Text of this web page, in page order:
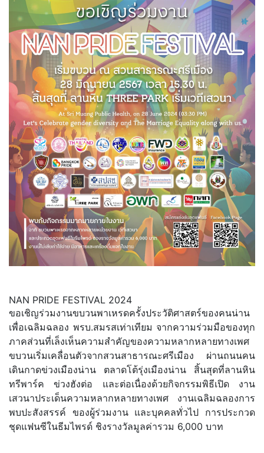
NAN PRIDE FESTIVAL 2024
ขอเชิญร่วมงานขบวนพาเหรดครั้งประวัติศาสตร์ของคนน่าน
เพื่อเฉลิมฉลอง พรบ.สมรสเท่าเทียม จากความร่วมมือของทุก
ภาคส่วนที่เล็งเห็นความสำคัญของความหลากหลายทางเพศ
ขบวนเริ่มเคลื่อนตัวจากสวนสาธารณะศรีเมือง ผ่านถนนคน
เดินกาดข่วงเมืองน่าน ตลาดโต้รุ่งเมืองน่าน สิ้นสุดที่ลานหิน
ทรีพาร์ค ข่วงฮังต่อ และต่อเนื่องด้วยกิจกรรมพิธีเปิด งาน
เสวนาประเด็นความหลากหลายทางเพศ งานเฉลิมฉลองการ
พบปะสังสรรค์ ของผู้ร่วมงาน และบุคคลทั่วไป การประกวด
ชุดแฟนซีในธีมไพรด์ ชิงรางวัลมูลค่ารวม 6,000 บาท